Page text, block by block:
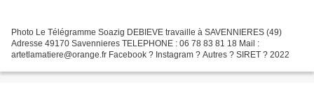
Photo Le Télégramme Soazig DEBIEVE travaille à SAVENNIERES (49)
Adresse 49170 Savennieres TELEPHONE : 06 78 83 81 18 Mail :
artetlamatiere@orange.fr Facebook ? Instagram ? Autres ? SIRET ? 2022